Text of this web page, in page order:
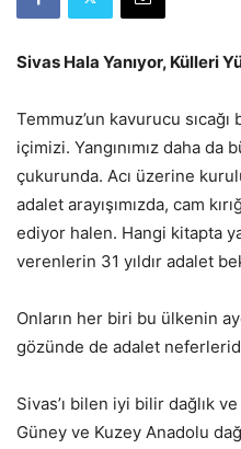
Sivas Hala Yanıyor, Külleri
Temmuz’un kavurucu sıcağı
içimizi. Yangınımız daha da
çukurunda. Acı üzerine
adalet arayışımızda, cam
ediyor halen. Hangi kitapta
verenlerin 31 yıldır adalet
Onların her biri bu ülkenin
gözünde de adalet
Sivas’ı bilen iyi bilir dağlık
Güney ve Kuzey Anadolu